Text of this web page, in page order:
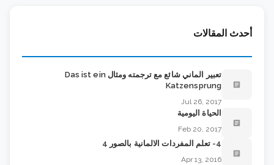
أحدث المقالات
article
تعبير الماني شائع مع ترجمته ومثال Das ist ein
Katzensprung
Jul 26, 2017
article
الحياة اليومية
Feb 20, 2017
article
4- تعلم المفردات الالمانية بالصور 4
Apr 13, 2016